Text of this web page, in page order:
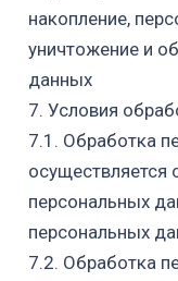
накопление,
уничтожение и
данных
7. Условия
7.1. Обработка
осуществляется
персональных
персональных
7.2. Обработка